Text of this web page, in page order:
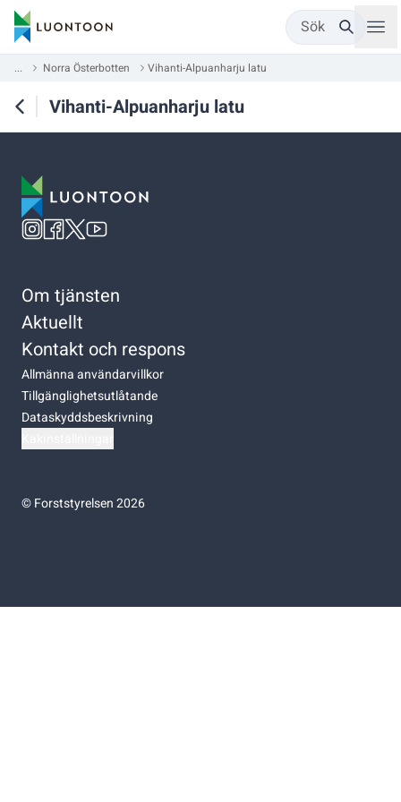
Sök
... Norra Österbotten Vihanti-Alpuanharju latu
Vihanti-Alpuanharju latu
Om tjänsten
Aktuellt
Kontakt och respons
Allmänna användarvillkor
Tillgänglighetsutlåtande
Dataskyddsbeskrivning
©Forststyrelsen 2026